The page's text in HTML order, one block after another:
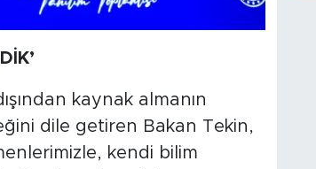
kaynak almanın
dile getiren Bakan Tekin,
kendi bilim